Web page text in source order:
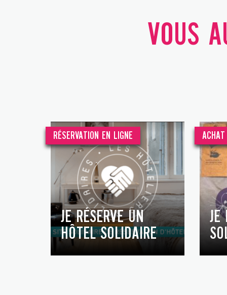
VOUS
RÉSERVATION EN LIGNE
JE RÉSERVE UN
HÔTEL SOLIDAIRE
JE